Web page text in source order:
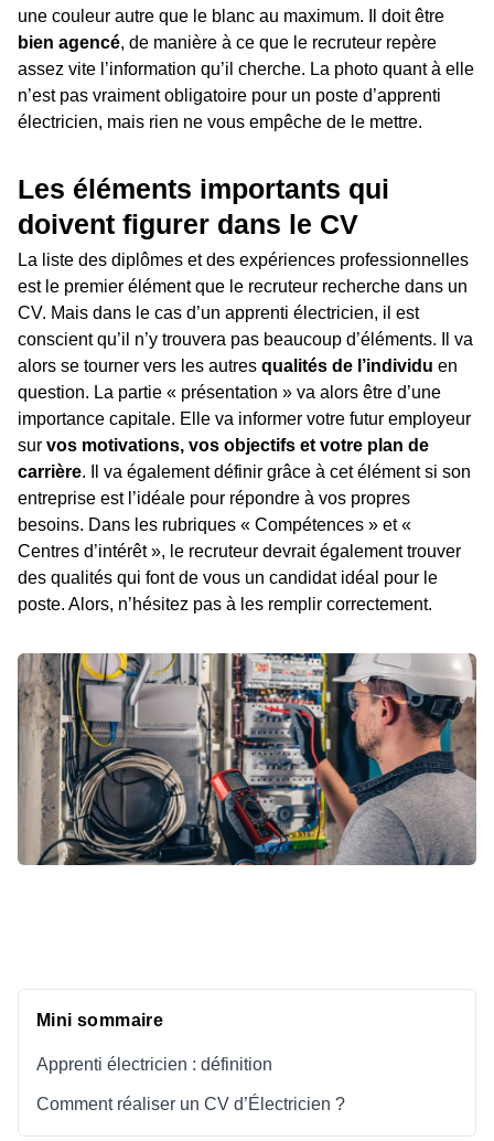
une couleur autre que le blanc au maximum. Il doit être
bien agencé, de manière à ce que le recruteur repère
assez vite l’information qu’il cherche. La photo quant à elle
n’est pas vraiment obligatoire pour un poste d’apprenti
électricien, mais rien ne vous empêche de le mettre.
Les éléments importants qui
doivent figurer dans le CV
La liste des diplômes et des expériences professionnelles
est le premier élément que le recruteur recherche dans un
CV. Mais dans le cas d’un apprenti électricien, il est
conscient qu’il n’y trouvera pas beaucoup d’éléments. Il va
alors se tourner vers les autres qualités de l’individu en
question. La partie « présentation » va alors être d’une
importance capitale. Elle va informer votre futur employeur
sur vos motivations, vos objectifs et votre plan de
carrière. Il va également définir grâce à cet élément si son
entreprise est l’idéale pour répondre à vos propres
besoins. Dans les rubriques « Compétences » et «
Centres d’intérêt », le recruteur devrait également trouver
des qualités qui font de vous un candidat idéal pour le
poste. Alors, n’hésitez pas à les remplir correctement.
Mini sommaire
Apprenti électricien : définition
Comment réaliser un CV d’Électricien ?